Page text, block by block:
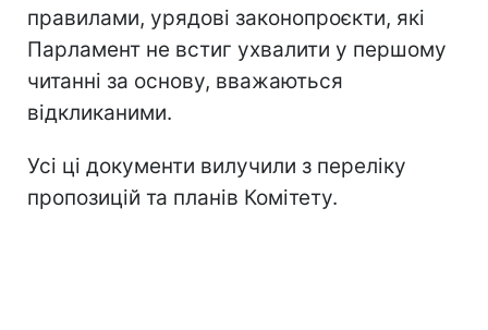
правилами, урядові законопроєкти, які
Парламент не встиг ухвалити у першому
читанні за основу, вважаються
відкликаними.
Усі ці документи вилучили з переліку
пропозицій та планів Комітету.